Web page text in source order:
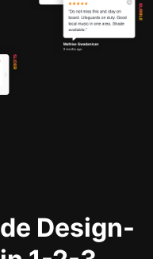
Design-